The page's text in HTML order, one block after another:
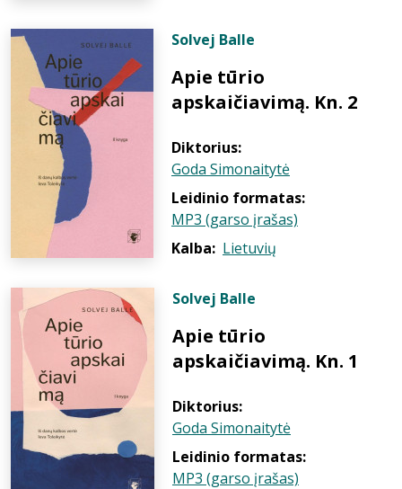
Solvej Balle
Apie tūrio
apskaičiavimą. Kn. 2
Diktorius:
Goda Simonaitytė
Leidinio formatas:
MP3 (garso įrašas)
Kalba: Lietuvių
Solvej Balle
Apie tūrio
apskaičiavimą. Kn. 1
Diktorius:
Goda Simonaitytė
Leidinio formatas:
MP3 (garso įrašas)